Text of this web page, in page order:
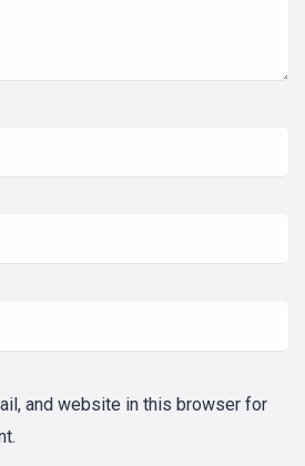
and website in this browser for